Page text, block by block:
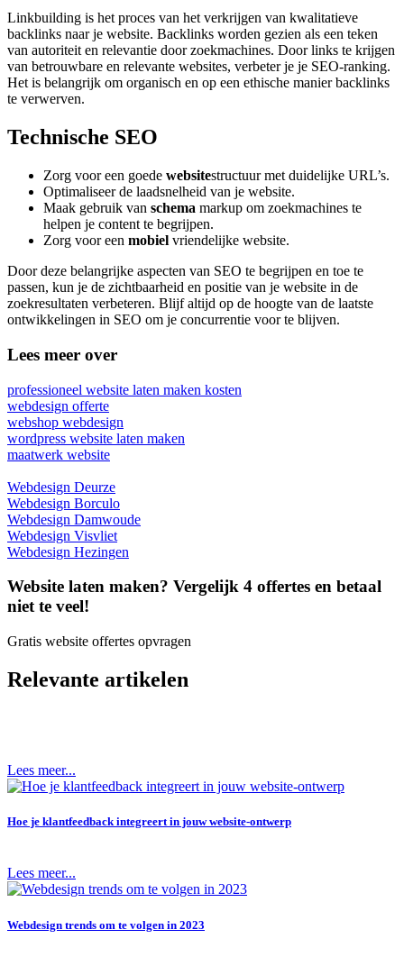
Linkbuilding is het proces van het verkrijgen van kwalitatieve
backlinks naar je website. Backlinks worden gezien als een teken
van autoriteit en relevantie door zoekmachines. Door links te krijgen
van betrouwbare en relevante websites, verbeter je je SEO-ranking.
Het is belangrijk om organisch en op een ethische manier backlinks
te verwerven.
Technische SEO
Zorg voor een goede websitestructuur met duidelijke URL’s.
Optimaliseer de laadsnelheid van je website.
Maak gebruik van schema markup om zoekmachines te
helpen je content te begrijpen.
Zorg voor een mobiel vriendelijke website.
Door deze belangrijke aspecten van SEO te begrijpen en toe te
passen, kun je de zichtbaarheid en positie van je website in de
zoekresultaten verbeteren. Blijf altijd op de hoogte van de laatste
ontwikkelingen in SEO om je concurrentie voor te blijven.
Lees meer over
professioneel website laten maken kosten
webdesign offerte
webshop webdesign
wordpress website laten maken
maatwerk website
Webdesign Deurze
Webdesign Borculo
Webdesign Damwoude
Webdesign Visvliet
Webdesign Hezingen
Website laten maken? Vergelijk 4 offertes en betaal
niet te veel!
Gratis website offertes opvragen
Relevante artikelen
Lees meer...
Hoe je klantfeedback integreert in jouw website-ontwerp
Lees meer...
Webdesign trends om te volgen in 2023